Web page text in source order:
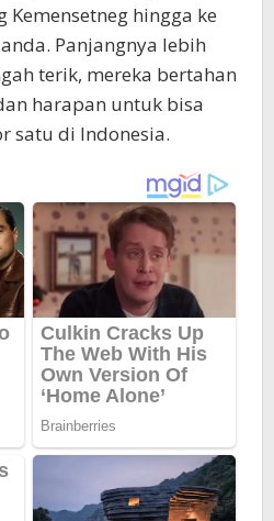
hingga ke
Panjangnya lebih
terik, mereka bertahan
harapan untuk bisa
satu di Indonesia.